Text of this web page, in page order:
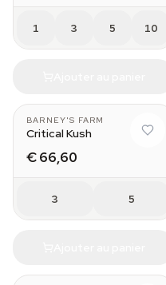
1 3 5 10
BARNEY'S FARM
Critical Kush
€ 66,60
3 5